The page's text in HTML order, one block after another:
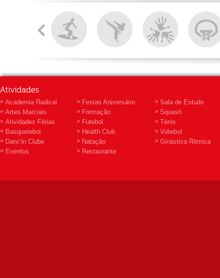
Atividades
» Academia Radical
» Artes Marciais
» Atividades Férias
» Basquetebol
» Danc'in Clube
» Eventos
» Festas Aniversário
» Formação
» Futebol
» Health Club
» Natação
» Restaurante
» Sala de Estudo
» Squash
» Ténis
» Voleibol
» Ginástica Ritmica